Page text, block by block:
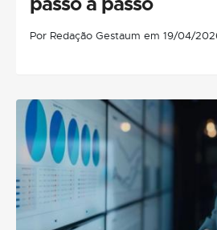
Por Redação Gestaum em 19/04/